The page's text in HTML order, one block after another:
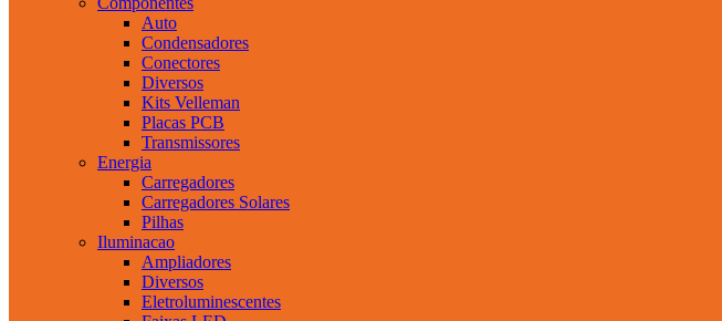
Auto
Condensadores
Conectores
Diversos
Kits Velleman
Placas PCB
Transmissores
Energia
Carregadores
Carregadores Solares
Pilhas
Iluminacao
Ampliadores
Diversos
Eletroluminescentes